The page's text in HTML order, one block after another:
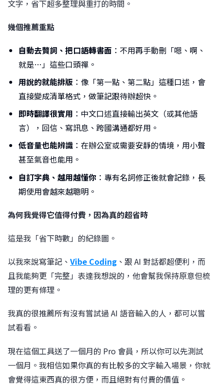
文字，省下超多整理與重打的時間。
幾個推薦重點
自動去贅詞、把口語轉書面 ：不用再手動刪「嗯、啊、
就是…」這些口頭禪。
用說的就能排版 ：像「第一點、第二點」這種口述，會
直接變成清單格式，做筆記跟待辦超快。
即時翻譯很實用 ：中文口述直接輸出英文（或其他語
言），回信、寫訊息、跨國溝通都好用。
低音量也能辨識 ：在辦公室或需要安靜的情境，用小聲
甚至氣音也能用。
自訂字典、越用越懂你 ：專有名詞修正後就會記錄，長
期使用會越來越聰明。
為何我覺得它值得付費，因為真的超省時
這是我「省下時數」的紀錄圖。
以我來說寫筆記、 Vibe Coding 、跟 AI 對話都超便利，而
且我能夠更「完整」表達我想說的，他會幫我保持原意但梳
理的更有條理。
我真的很推薦所有沒有嘗試過 AI 語音輸入的人，都可以嘗
試看看。
現在這個工具送了一個月的 Pro 會員，所以你可以先測試
一個月。我相信如果你真的有比較多的文字輸入場景，你就
會覺得這東西真的很方便，而且絕對有付費的價值。